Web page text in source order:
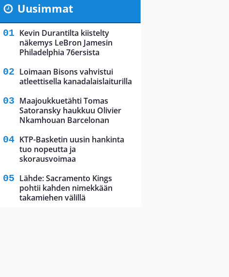
Uusimmat
Kevin Durantilta kiistelty
näkemys LeBron Jamesin
Philadelphia 76ersista
Loimaan Bisons vahvistui
atleettisella kanadalaislaiturilla
Maajoukkuetähti Tomas
Satoransky haukkuu Olivier
Nkamhouan Barcelonan
KTP-Basketin uusin hankinta
tuo nopeutta ja
skorausvoimaa
Lähde: Sacramento Kings
pohtii kahden nimekkään
takamiehen välillä